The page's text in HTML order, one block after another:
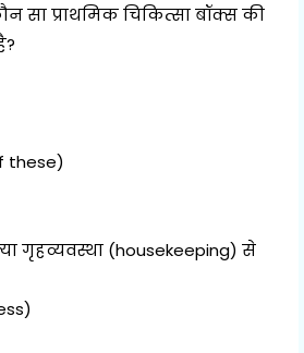
सा प्राथमिक चिकित्सा बॉक्स की
these)
गृहव्यवस्था (housekeeping) से